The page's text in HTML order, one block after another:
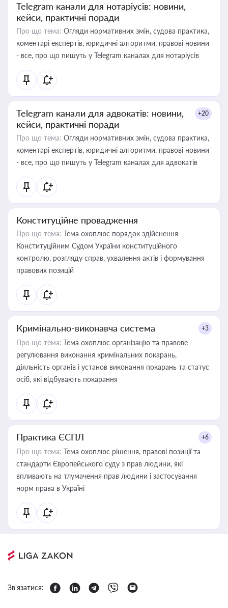
Telegram канали для нотаріусів: новини,
кейси, практичні поради
Про що тема: Огляди нормативних змін, судова практика,
коментарі експертів, юридичні алгоритми, правові новини
- все, про що пишуть у Telegram каналах для нотаріусів
Telegram канали для адвокатів: новини,
кейси, практичні поради
+20
Про що тема: Огляди нормативних змін, судова практика,
коментарі експертів, юридичні алгоритми, правові новини
- все, про що пишуть у Telegram каналах для адвокатів
Конституційне провадження
Про що тема: Тема охоплює порядок здійснення
Конституційним Судом України конституційного
контролю, розгляду справ, ухвалення актів і формування
правових позицій
Кримінально-виконавча система +3
Про що тема: Тема охоплює організацію та правове
регулювання виконання кримінальних покарань,
діяльність органів і установ виконання покарань та статус
осіб, які відбувають покарання
Практика ЄСПЛ +6
Про що тема: Тема охоплює рішення, правові позиції та
стандарти Європейського суду з прав людини, які
впливають на тлумачення прав людини і застосування
норм права в Україні
Зв'язатися: